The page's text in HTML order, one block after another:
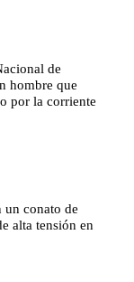
de
hombre que
por la corriente
un conato de
alta tensión en